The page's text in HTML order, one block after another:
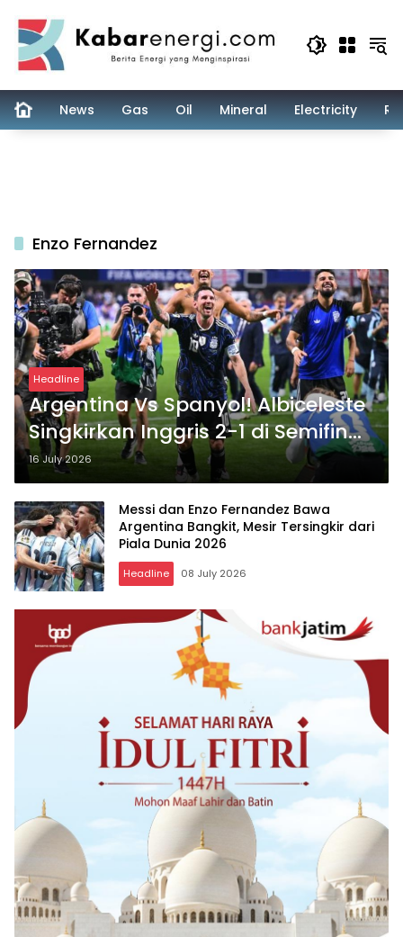
content
News Gas Oil Mineral Electricity
Enzo Fernandez
Headline
Argentina Vs Spanyol! Albiceleste
Singkirkan Inggris 2-1 di Semifinal
Piala Dunia 2026
16 July 2026
Messi dan Enzo Fernandez Bawa
Argentina Bangkit, Mesir Tersingkir dari
Piala Dunia 2026
Headline 08 July 2026